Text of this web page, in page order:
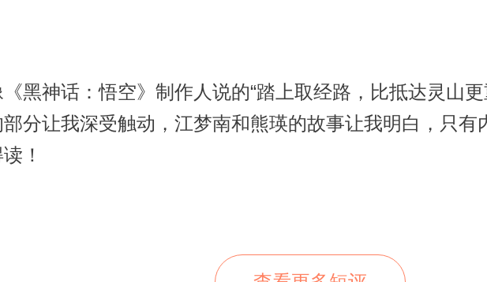
黑神话：悟空》制作人说的“踏上取经路，比抵达灵山
分让我深受触动，江梦南和熊瑛的故事让我明白，只
！